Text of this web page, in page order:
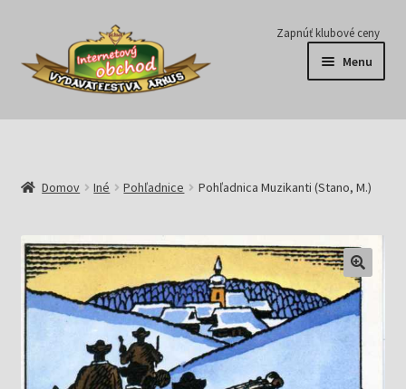
Preskočiť
navigáciu
Preskočiť
obsah
Zapnúť klubové ceny
Menu
Série
Predplatné
Pripravujeme
Pre školy
Domov Iné Pohľadnice Pohľadnica Muzikanti (Stano, M.)